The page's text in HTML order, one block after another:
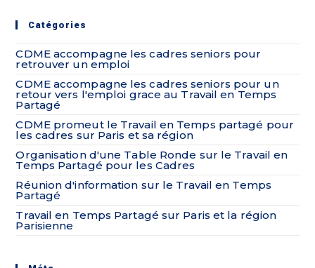
Catégories
CDME accompagne les cadres seniors pour
retrouver un emploi
CDME accompagne les cadres seniors pour un
retour vers l'emploi grace au Travail en Temps
Partagé
CDME promeut le Travail en Temps partagé pour
les cadres sur Paris et sa région
Organisation d'une Table Ronde sur le Travail en
Temps Partagé pour les Cadres
Réunion d'information sur le Travail en Temps
Partagé
Travail en Temps Partagé sur Paris et la région
Parisienne